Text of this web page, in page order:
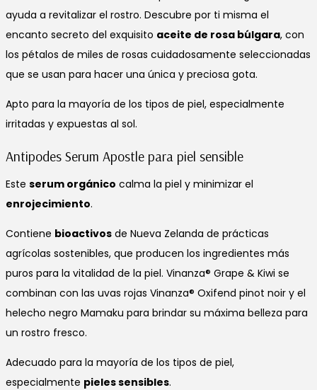
ayuda a revitalizar el rostro. Descubre por ti misma el
encanto secreto del exquisito aceite de rosa búlgara, con
los pétalos de miles de rosas cuidadosamente seleccionadas
que se usan para hacer una única y preciosa gota.
Apto para la mayoría de los tipos de piel, especialmente
irritadas y expuestas al sol.
Antipodes Serum Apostle para piel sensible
Este serum orgánico calma la piel y minimizar el
enrojecimiento.
Contiene bioactivos de Nueva Zelanda de prácticas
agrícolas sostenibles, que producen los ingredientes más
puros para la vitalidad de la piel. Vinanza® Grape & Kiwi se
combinan con las uvas rojas Vinanza® Oxifend pinot noir y el
helecho negro Mamaku para brindar su máxima belleza para
un rostro fresco.
Adecuado para la mayoría de los tipos de piel,
especialmente pieles sensibles.